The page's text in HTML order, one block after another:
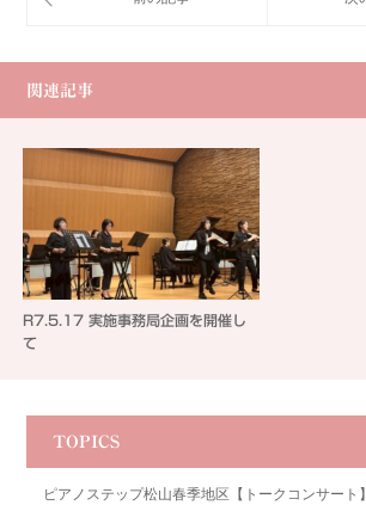
関連記事
R7.5.17 実施事務局企画を開催し
て
TOPICS
ピアノステップ松山春季地区【トークコンサート】